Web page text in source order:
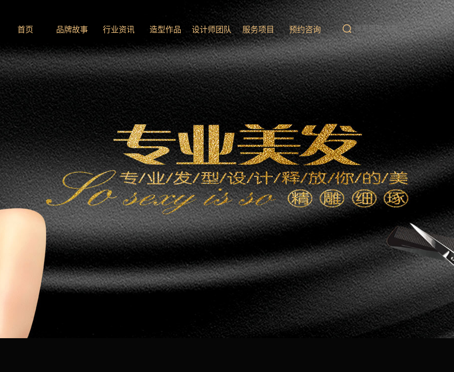
首页 品牌故事 行业资讯 造型作品 设计师团队 服务项目 预约咨询